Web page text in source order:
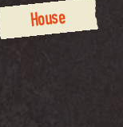
House